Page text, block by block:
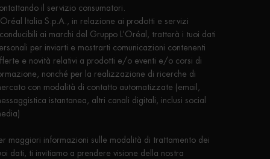
il servizio consumatori.
Italia S.p.A., in relazione ai prodotti e servizi
ai marchi del Gruppo L’Oréal, tratterà i tuoi dati
per inviarti e mostrarti comunicazioni contenenti
e novità relativi a prodotti e/o eventi e/o corsi di
nonché per la realizzazione di ricerche di
con modalità di contatto automatizzate (email,
istantanea, altri canali digitali, inclusi social
maggiori informazioni sulle modalità di trattamento dei
dati, ti invitiamo a prendere visione della nostra